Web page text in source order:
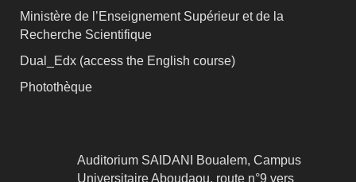
Ministère de l’Enseignement Supérieur et de la
Recherche Scientifique
Dual_Edx (access the English course)
Photothèque
Auditorium SAIDANI Boualem, Campus
Universitaire Aboudaou, route n°9 vers